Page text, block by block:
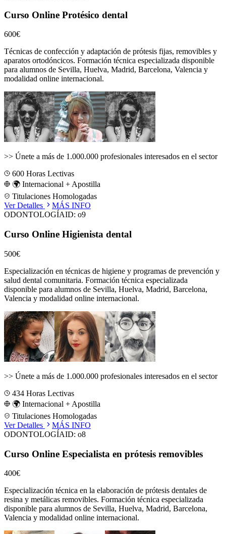
Curso Online Protésico dental
600€
Técnicas de confección y adaptación de prótesis fijas, removibles y
aparatos ortodóncicos. Formación técnica especializada disponible
para alumnos de Sevilla, Huelva, Madrid, Barcelona, Valencia y
modalidad online internacional.
>> Únete a más de 1.000.000 profesionales interesados en el sector
600 Horas Lectivas
🌍 Internacional + Apostilla
Titulaciones Homologadas
Ver Detalles
MÁS INFO
ODONTOLOGÍAID: o9
Curso Online Higienista dental
500€
Especialización en técnicas de higiene y programas de prevención y
salud dental comunitaria. Formación técnica especializada
disponible para alumnos de Sevilla, Huelva, Madrid, Barcelona,
Valencia y modalidad online internacional.
>> Únete a más de 1.000.000 profesionales interesados en el sector
434 Horas Lectivas
🌍 Internacional + Apostilla
Titulaciones Homologadas
Ver Detalles
MÁS INFO
ODONTOLOGÍAID: o8
Curso Online Especialista en prótesis removibles
400€
Especialización técnica en la elaboración de prótesis dentales de
resina y metálicas removibles. Formación técnica especializada
disponible para alumnos de Sevilla, Huelva, Madrid, Barcelona,
Valencia y modalidad online internacional.